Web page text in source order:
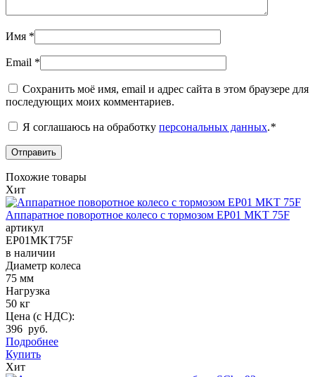
Имя *
Email *
Сохранить моё имя, email и адрес сайта в этом браузере для
последующих моих комментариев.
Я соглашаюсь на обработку персональных данных.*
Похожие товары
Хит
Аппаратное поворотное колесо с тормозом EP01 MKT 75F
артикул
EP01MKT75F
в наличии
Диаметр колеса
75 мм
Нагрузка
50 кг
Цена (с НДС):
396 руб.
Подробнее
Купить
Хит